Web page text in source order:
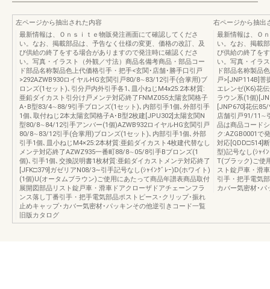
左ページから抽出された内容
最新情報は、Ｏｎｓｉｔｅ物販発注画面にて確認してくださ
い。なお、掲載部品は、予告なく仕様の変更、価格の改訂、及
び供給の終了をする場合がありますので発注時に確認くださ
い。写真・イラスト（外観／寸法）商品名備考商品・部品コー
ド部品名称製品色上代価格引手・把手<玄関･店舗･勝手口引戸
>292AZWB930ロイヤルHG玄関引戸80/8∼83/12引手(合掌用)ブ
ロンズ(1セット)､引分戸内外引手各1､皿小ねじM4x25:2本材質:
亜鉛ダイカスト引分け戸メンテ対応終了FNMZ055太陽玄関格子
A･B型83/4∼88/9引手ブロンズ(1セット)､内部引手1個､外部引手
1個､取付ねじ2本太陽玄関格子A･B型2枚建[JPU302]太陽玄関N
型80/8∼84/12引手アンバー(1個)AZWB932ロイヤルHG玄関引戸
80/8∼83/12引手(合掌用)ブロンズ(1セット)､内部引手1個､外部
引手1個､皿小ねじM4×25:2本材質:亜鉛ダイカスト4枚建代替なし
メンテ対応終了AZWZ935一番町88/8∼05/8引手Bブロンズ(1
個)､引手1個､交換説明書1枚材質:亜鉛ダイカストメンテ対応終了
[JFK□379]ガゼリアN08/3∼引手記号なし(ｼｬｲﾝｸﾞﾚｰ)D(ホワイト)
(1個)U(オータムブラウン)ご使用にあたって商品年譜表商品取付
展開図部品リスト錠戸車・滑車ドアクローザドアチェーンフラ
ンス落し丁番引手・把手電気部品ポストピース･クリップ･振れ
止めキャップ･カバー気密材･パッキンその他逆引きコード一覧
旧版カタログ
右ページから抽出
最新情報は、Ｏ
い。なお、掲載
び供給の終了を
い。写真・イラ
ド部品名称製品
戸>[JNP114B]
エレンゼ(K6)花
ラウン系(1個
[JNP670]花伝
店舗引戸91/11∼
品は商品コード
ク:AZGB0001で
対応[QDD□514]
型)記号なし(ｼｬｲ
T(ブラック)ご使
スト錠戸車・滑
引手・把手電気
カバー気密材･パ